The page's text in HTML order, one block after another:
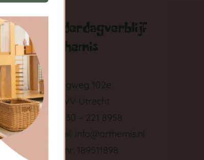
Kinderdagverblijf
Arthemis
Springweg 102e
3511 VV Utrecht
Tel: 030 – 221 8958
E-mail: info@arthemis.nl
LRK nr: 189511898